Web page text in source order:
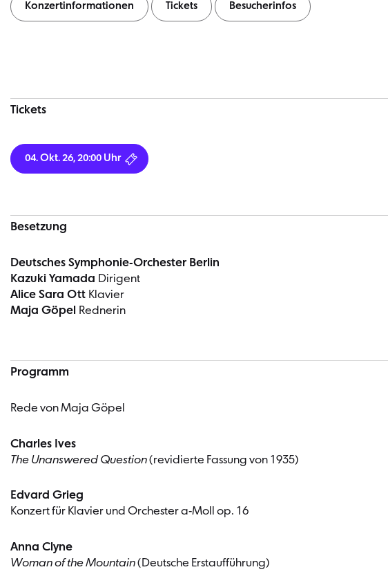
Konzertinformationen Tickets Besucherinfos
Tickets
04. Okt. 26, 20:00 Uhr
Besetzung
Deutsches Symphonie-Orchester Berlin
Kazuki Yamada Dirigent
Alice Sara Ott Klavier
Maja Göpel Rednerin
Programm
Rede von Maja Göpel
Charles Ives
The Unanswered Question(revidierte Fassung von 1935)
Edvard Grieg
Konzert für Klavier und Orchester a-Moll op. 16
Anna Clyne
Woman of the Mountain(Deutsche Erstaufführung)